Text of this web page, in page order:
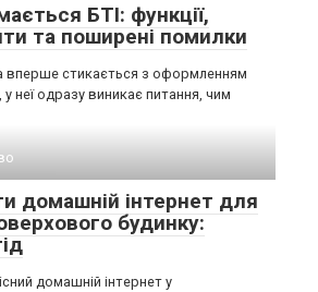
БТІ: функції,
та поширені помилки
вперше стикається з оформленням
у неї одразу виникає питання, чим
домашній інтернет для
будинку:
домашній інтернет у